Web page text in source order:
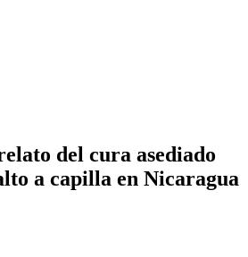
del cura asediado
a capilla en Nicaragua